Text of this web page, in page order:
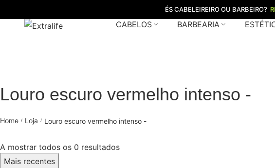
ÉS CABELEIREIRO OU BARBEIRO?
CABELOS BARBEARIA
Louro escuro vermelho intenso -
Home / Loja / Louro escuro vermelho intenso -
A mostrar todos os 0 resultados
Mais recentes